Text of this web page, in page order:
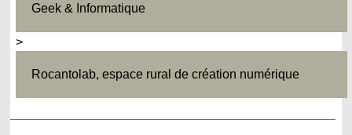
Geek & Informatique
>
Rocantolab, espace rural de création numérique